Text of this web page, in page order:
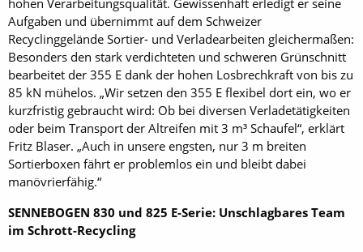
hohen Verarbeitungsqualität. Gewissenhaft erledigt er seine
Aufgaben und übernimmt auf dem Schweizer
Recyclinggelände Sortier- und Verladearbeiten gleichermaßen:
Besonders den stark verdichteten und schweren Grünschnitt
bearbeitet der 355 E dank der hohen Losbrechkraft von bis zu
85 kN mühelos. „Wir setzen den 355 E flexibel dort ein, wo er
kurzfristig gebraucht wird: Ob bei diversen Verladetätigkeiten
oder beim Transport der Altreifen mit 3 m³ Schaufel“, erklärt
Fritz Blaser. „Auch in unsere engsten, nur 3 m breiten
Sortierboxen fährt er problemlos ein und bleibt dabei
manövrierfähig.“
SENNEBOGEN 830 und 825 E-Serie: Unschlagbares Team
im Schrott-Recycling